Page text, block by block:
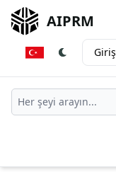
AIPRM
Giriş